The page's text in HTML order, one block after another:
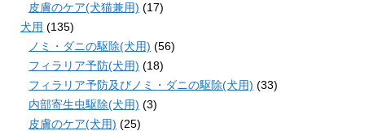
皮膚のケア(犬猫兼用) (17)
犬用 (135)
ノミ・ダニの駆除(犬用) (56)
フィラリア予防(犬用) (18)
フィラリア予防及びノミ・ダニの駆除(犬用) (33)
内部寄生虫駆除(犬用) (3)
皮膚のケア(犬用) (25)